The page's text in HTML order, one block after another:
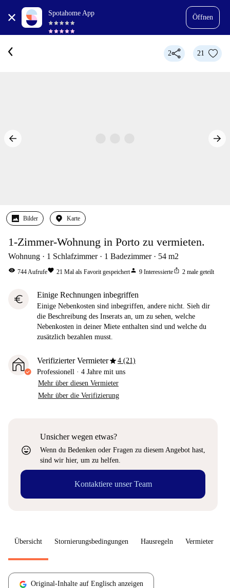
Spotahome App
Öffnen
2 21
Bilder Karte
1-Zimmer-Wohnung in Porto zu vermieten.
Wohnung 1 Schlafzimmer 1 Badezimmer 54 m2
visibility 744Aufrufefavorite 21 Mal als Favorit gespeichertperson 9 Interessierteios_share 2 male geteilt
euro Einige Rechnungen inbegriffen
Einige Nebenkosten sind inbegriffen, andere nicht. Sieh dir
die Beschreibung des Inserats an, um zu sehen, welche
Nebenkosten in deiner Miete enthalten sind und welche du
zusätzlich bezahlen musst.
Verifizierter Vermieterstar4 (21)
Professionell · 4 Jahre mit uns
Mehr über diesen Vermieter
Mehr über die Verifizierung
sentiment_very_satisfied
Unsicher wegen etwas?
Wenn du Bedenken oder Fragen zu diesem Angebot hast,
sind wir hier, um zu helfen.
Kontaktiere unser Team
Übersicht Stornierungsbedingungen Hausregeln Vermieter
Original-Inhalte auf Englisch anzeigen